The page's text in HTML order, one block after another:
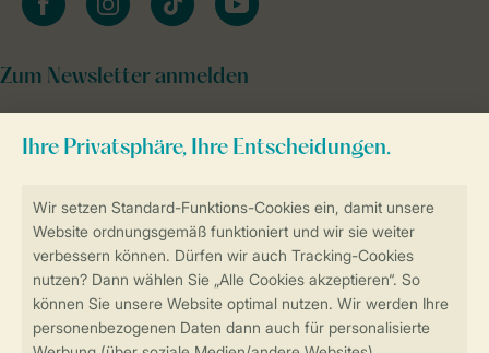
Sicher und schnell zur Online-Buchung
Sichere Datenübertragung
Sicheres Bezahlen
Zum Newsletter anmelden